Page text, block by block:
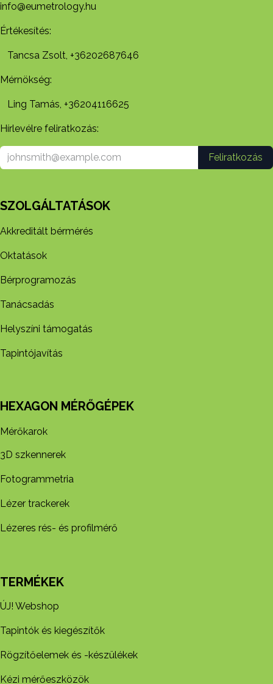
info@eumetrology.hu
Értékesítés:
Tancsa Zsolt, +36202687646
Mérnökség:
Ling Tamás, +36204116625
Hírlevélre feliratkozás:
Feliratkozás
SZOLGÁLTATÁSOK
Akkreditált bérmérés
Oktatások
Bérprogramozás
Tanácsadás
Helyszíni támogatás
Tapintójavítás
HEXAGON MÉRŐGÉPEK
Mérőkarok
3D szkennerek
Fotogrammetria
Lézer trackerek
Lézeres rés- és profilmérő
TERMÉKEK
ÚJ! Webshop
Tapintók és kiegészítők
Rögzítőelemek és -készül​ékek
Kézi mérőeszközök